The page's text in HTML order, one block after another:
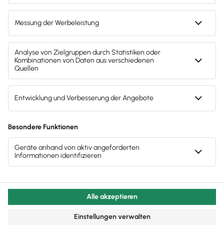
erstellen. Hier berücksichtigst du Aspekte wie:
Alters oder Geschlechts ansprechen?
Welchen Beruf üben deine Kunden
richten sich die Kunden an dich?
Welche Informations-Kanäle nutzen
deine Kunden (Zeitschriften, Social
Media o. Ä.)?
Möchtest du Dienstleistungen oder Produkte
online zum Verkauf stellen und dafür auf
deiner Website einenOnlineshop erstellen?
Oder willst du einen Blog schreiben, mit dem